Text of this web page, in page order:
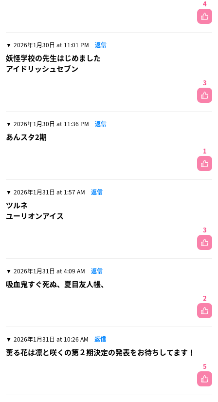
4
2026年1月30日 at 11:01 PM 返信
妖怪学校の先生はじめました
アイドリッシュセブン
3
2026年1月30日 at 11:36 PM 返信
あんスタ2期
1
2026年1月31日 at 1:57 AM 返信
ツルネ
ユーリオンアイス
3
2026年1月31日 at 4:09 AM 返信
吸血鬼すぐ死ぬ、夏目友人帳、
2
2026年1月31日 at 10:26 AM 返信
薫る花は凛と咲くの第２期決定の発表をお待ちしてます！
5